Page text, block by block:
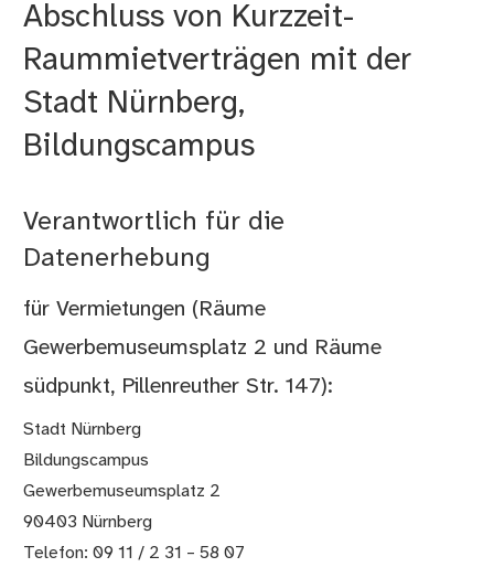
Abschluss von Kurzzeit-
Raummietverträgen mit der
Stadt Nürnberg,
Bildungscampus
Verantwortlich für die
Datenerhebung
für Vermietungen (Räume
Gewerbemuseumsplatz 2 und Räume
südpunkt, Pillenreuther Str. 147):
Stadt Nürnberg
Bildungscampus
Gewerbemuseumsplatz 2
90403 Nürnberg
Telefon: 09 11 / 2 31 – 58 07